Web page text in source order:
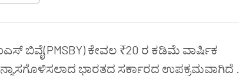
ಬಿವೈ(PMSBY) ಕೇವಲ ₹20 ರ ಕಡಿಮೆ ವಾರ್ಷಿಕ
ಭಾರತದ ಸರ್ಕಾರದ ಉಪಕ್ರಮವಾಗಿದೆ .